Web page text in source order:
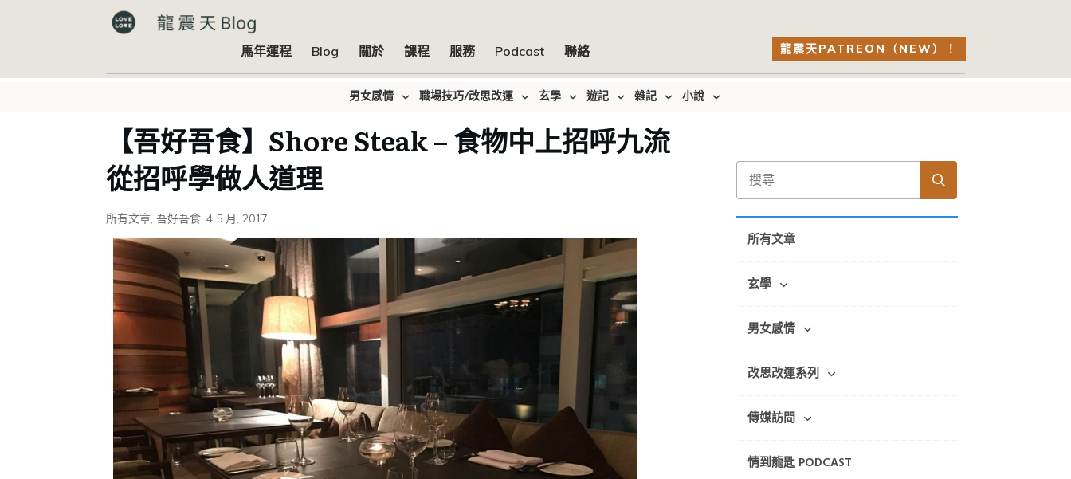
馬年運程 Blog 關於 課程 服務 Podcast 聯絡 龍震天PATREON（NEW）！
男女感情 職場技巧/改思改運 玄學 遊記 雜記 小說
【吾好吾食】Shore Steak – 食物中上招呼九流
從招呼學做人道理
所有文章, 吾好吾食, 4 5 月, 2017
所有文章
玄學
男女感情
改思改運系列
傳媒訪問
情到龍匙 PODCAST